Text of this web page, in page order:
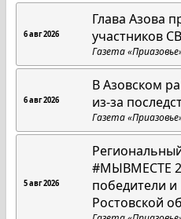
6 авг 2026
Глава Азова
участников
Газета
6 авг 2026
В Азовском
из-за
Газета
5 авг 2026
#МЫВМЕСТЕ
победители
Ростовской